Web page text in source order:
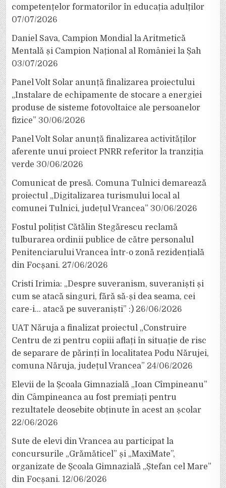
competențelor formatorilor în educația adulților
07/07/2026
Daniel Sava, Campion Mondial la Aritmetică
Mentală și Campion Național al României la Șah
03/07/2026
Panel Volt Solar anunță finalizarea proiectului
„Instalare de echipamente de stocare a energiei
produse de sisteme fotovoltaice ale persoanelor
fizice” 30/06/2026
Panel Volt Solar anunță finalizarea activităților
aferente unui proiect PNRR referitor la tranziția
verde 30/06/2026
Comunicat de presă. Comuna Tulnici demarează
proiectul „Digitalizarea turismului local al
comunei Tulnici, județul Vrancea” 30/06/2026
Fostul polițist Cătălin Stegărescu reclamă
tulburarea ordinii publice de către personalul
Penitenciarului Vrancea într-o zonă rezidențială
din Focșani. 27/06/2026
Cristi Irimia: „Despre suveranism, suveraniști și
cum se atacă singuri, fără să-și dea seama, cei
care-i… atacă pe suveraniști” :) 26/06/2026
UAT Năruja a finalizat proiectul „Construire
Centru de zi pentru copiii aflați în situație de risc
de separare de părinți în localitatea Podu Nărujei,
comuna Năruja, județul Vrancea” 24/06/2026
Elevii de la Școala Gimnazială „Ioan Cîmpineanu”
din Câmpineanca au fost premiați pentru
rezultatele deosebite obținute în acest an școlar
22/06/2026
Sute de elevi din Vrancea au participat la
concursurile „Grămăticel” și „MaxiMate”,
organizate de Școala Gimnazială „Ștefan cel Mare”
din Focșani. 12/06/2026